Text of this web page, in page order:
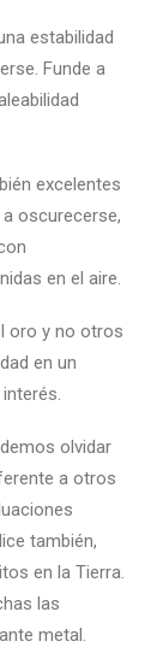
estabilidad
Funde a
excelentes
oscurecerse,
en el aire.
oro y no otros
en un
olvidar
a otros
también,
en la Tierra.
las
metal.